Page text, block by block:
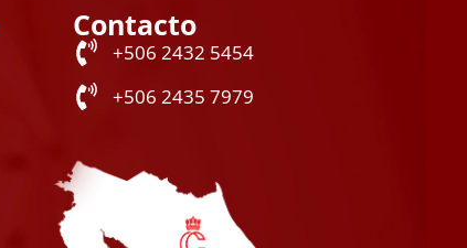
Contacto
+506 2432 5454
+506 2435 7979